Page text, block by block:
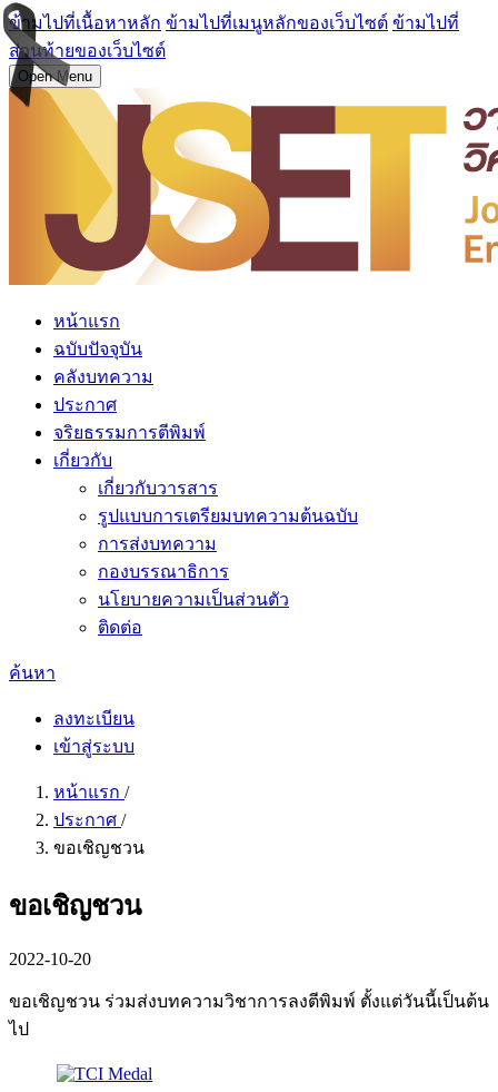
ข้ามไปที่เนื้อหาหลัก ข้ามไปที่เมนูหลักของเว็บไซต์ ข้ามไปที่
ส่วนท้ายของเว็บไซต์
Open Menu
หน้าแรก
ฉบับปัจจุบัน
คลังบทความ
ประกาศ
จริยธรรมการตีพิมพ์
เกี่ยวกับ
เกี่ยวกับวารสาร
รูปแบบการเตรียมบทความต้นฉบับ
การส่งบทความ
กองบรรณาธิการ
นโยบายความเป็นส่วนตัว
ติดต่อ
ค้นหา
ลงทะเบียน
เข้าสู่ระบบ
หน้าแรก /
ประกาศ /
ขอเชิญชวน
ขอเชิญชวน
2022-10-20
ขอเชิญชวน ร่วมส่งบทความวิชาการลงตีพิมพ์ ตั้งแต่วันนี้เป็นต้น
ไป